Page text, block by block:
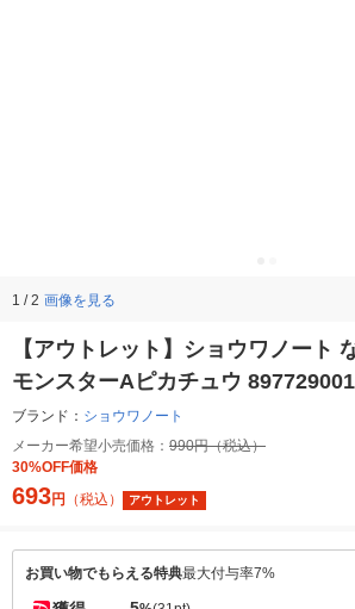
1 / 2 画像を見る
【アウトレット】ショウワノート
モンスターAピカチュウ
ブランド： ショウワノート
メーカー希望小売価格： 990円（税込）
30%OFF価格
693円 （税込） アウトレット
お買い物でもらえる特典最大付与率7%